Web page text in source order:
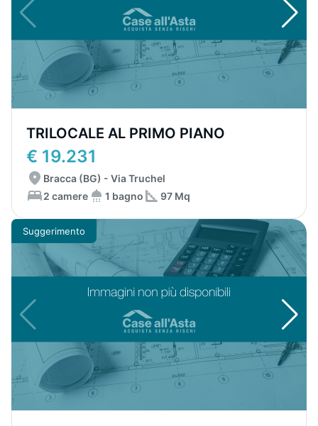
TRILOCALE AL PRIMO PIANO
€ 19.231
Bracca (BG) - Via Truchel
2 camere
1 bagno 97 Mq
Suggerimento